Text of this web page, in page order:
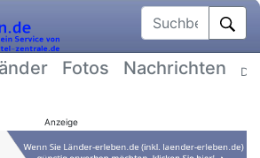
Suchbegriff
Fotos Nachrichten
Anzeige